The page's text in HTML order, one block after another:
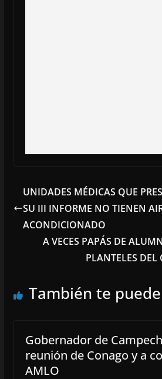
UNIDADES MÉDICAS QUE
SU III INFORME NO TIENEN
ACONDICIONADO
A VECES PAPÁS DE
PLANTELES DEL
También te
Gobernador de
reunión de Conago y a
AMLO